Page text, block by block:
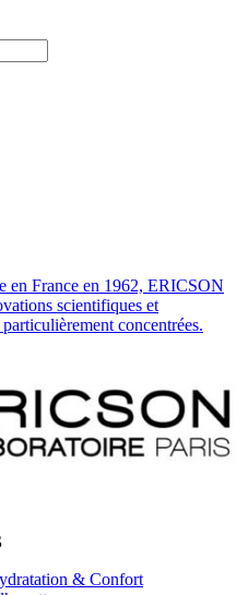
en France en 1962, ERICSON
scientifiques et
concentrées.
& Confort